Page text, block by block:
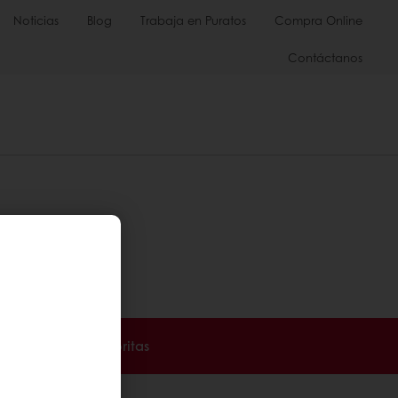
Noticias Blog Trabaja en Puratos Compra Online
Contáctanos
tus recetas favoritas